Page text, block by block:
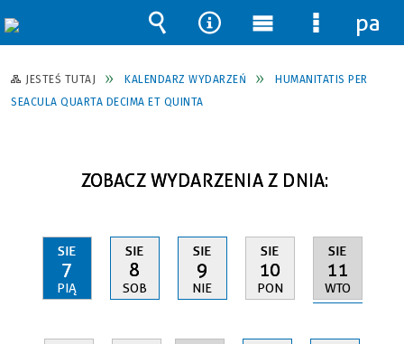
JESTEŚ TUTAJ KALENDARZ WYDARZEŃ
HUMANITATIS PER
SEACULA QUARTA DECIMA ET QUINTA
ZOBACZ WYDARZENIA Z DNIA:
SIE
7
PIĄ
SIE
8
SOB
SIE
9
NIE
SIE
10
PON
SIE
11
WTO
Wyszukiwarka
Narzędzia
Menu
główne
Menu